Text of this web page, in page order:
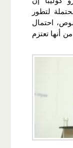
لتطور
احتمال
أنها تعتزم